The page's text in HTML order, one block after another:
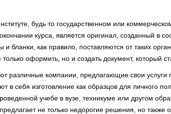
будь то государственном или
курса, является оригинал, созданный в
бланки, как правило, поставляются от таких
оформить, но и создать документ, который
различные компании, предлагающие свои
в себя изготовление как образцов для личного
учебе в вузе, техникуме или другом
не только недорогие решения, но также